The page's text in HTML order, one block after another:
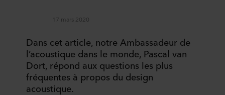
17 mars 2020
Dans cet article, notre Ambassadeur de
l’acoustique dans le monde, Pascal van
Dort, répond aux questions les plus
fréquentes à propos du design
acoustique.